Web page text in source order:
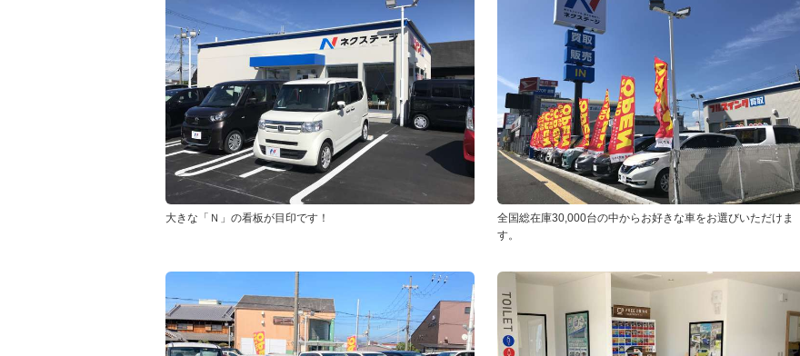
大きな「Ｎ」の看板が目印です！
全国総在庫30,000台の中からお好きな車をお選びいただけま
す。